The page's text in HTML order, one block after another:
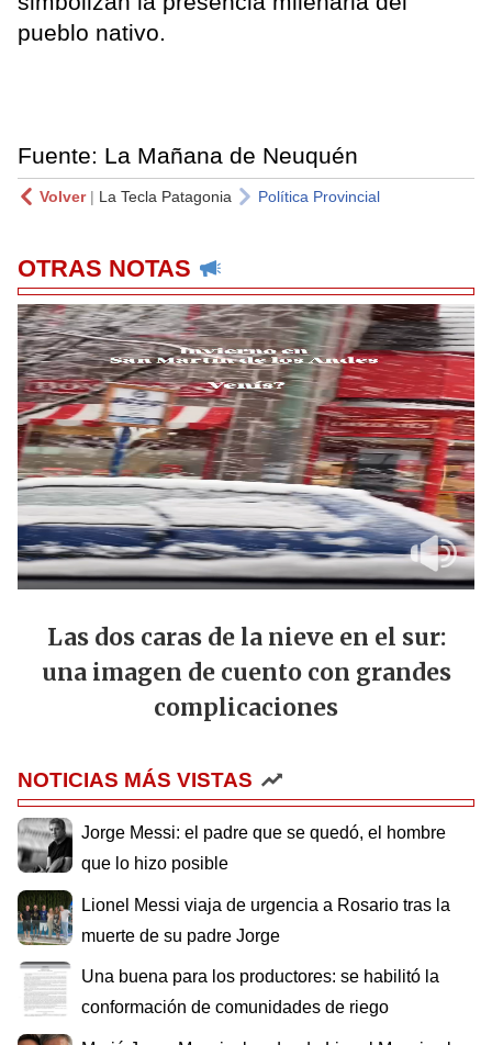
pueblo nativo.
Fuente: La Mañana de Neuquén
Volver| La Tecla Patagonia Política Provincial
OTRAS NOTAS
Las dos caras de la nieve en el sur:
una imagen de cuento con grandes
complicaciones
NOTICIAS MÁS VISTAS
Jorge Messi: el padre que se quedó, el hombre
que lo hizo posible
Lionel Messi viaja de urgencia a Rosario tras la
muerte de su padre Jorge
Una buena para los productores: se habilitó la
conformación de comunidades de riego